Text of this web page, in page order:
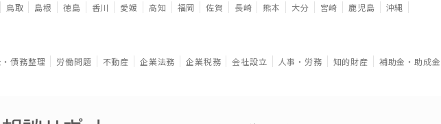
鳥取 島根 徳島 香川 愛媛 高知 福岡 佐賀 長崎 熊本 大分 宮崎 鹿児島 沖縄
債務整理 労働問題 不動産 企業法務 企業税務 会社設立 人事・労務 知的財産 補助金・助成金